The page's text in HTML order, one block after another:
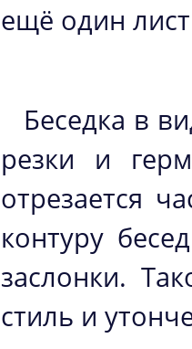
ещё один
Беседка в
резки и
отрезается
контуру
заслонки.
стиль и